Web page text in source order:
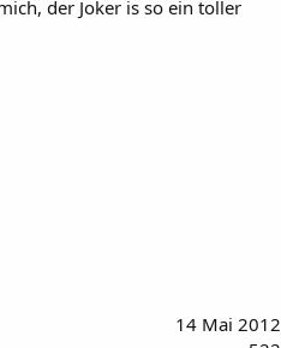
der Joker is so ein toller
14 Mai 2012